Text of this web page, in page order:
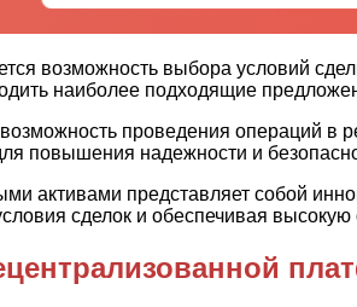
возможность выбора условий
наиболее подходящие
проведения операций в
повышения надежности и
активами представляет собой
сделок и обеспечивая